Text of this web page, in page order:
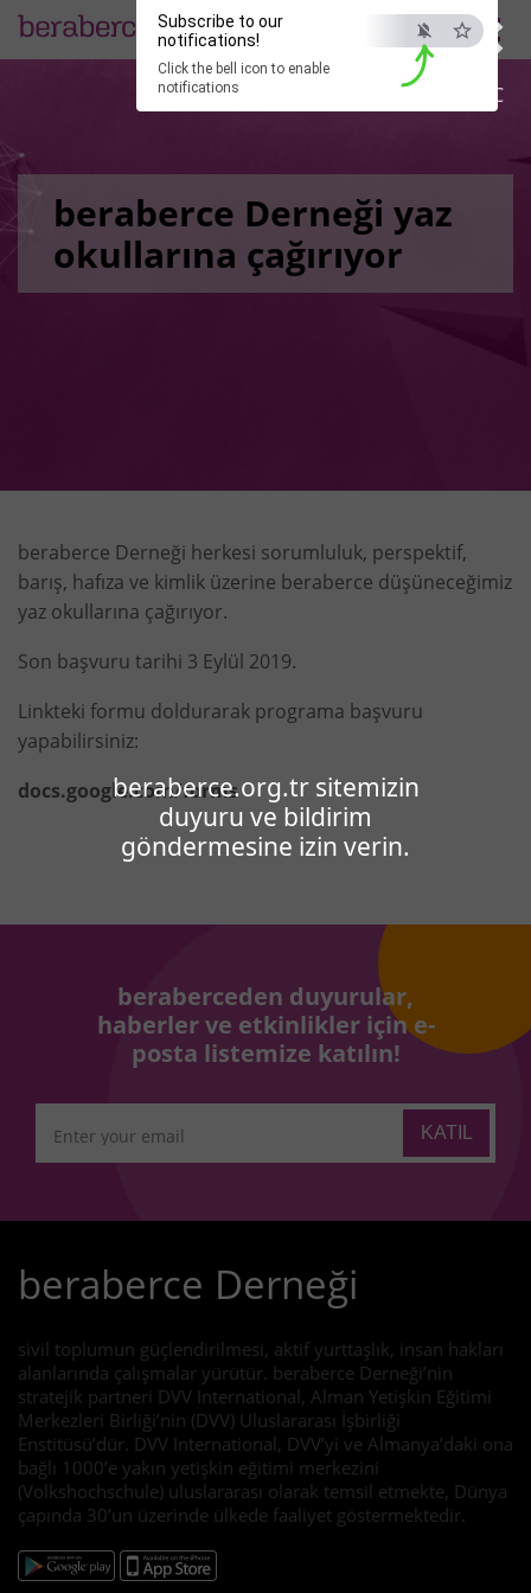
×
ESC
beraberce.org.tr sitemizin
duyuru ve bildirim
göndermesine izin verin.
Subscribe to our
notifications!
Click the bell icon to enable
notifications
EN
beraberce Derneği yaz
okullarına çağırıyor
beraberce Derneği herkesi sorumluluk, perspektif,
barış, hafıza ve kimlik üzerine beraberce düşüneceğimiz
yaz okullarına çağırıyor.
Son başvuru tarihi 3 Eylül 2019.
Linkteki formu doldurarak programa başvuru
yapabilirsiniz:
docs.google.com/forms
beraberceden duyurular,
haberler ve etkinlikler için e-
posta listemize katılın!
beraberce Derneği
sivil toplumun güçlendirilmesi, aktif yurttaşlık, insan hakları
alanlarında çalışmalar yürütür. beraberce Derneği’nin
stratejik partneri DVV International, Alman Yetişkin Eğitimi
Merkezleri Birliği’nin (DVV) Uluslararası İşbirliği
Enstitüsü’dür. DVV International, DVV’yi ve Almanya’daki ona
bağlı 1000’e yakın yetişkin eğitimi merkezini
(Volkshochschule) uluslararası olarak temsil etmekte, Dünya
çapında 30’un üzerinde ülkede faaliyet göstermektedir.